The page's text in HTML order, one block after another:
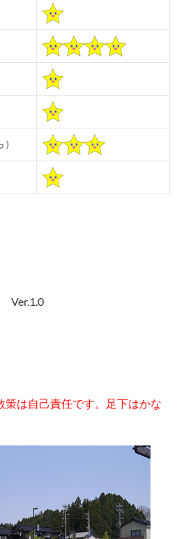
Ver.1.0
は自己責任です。足下はかな